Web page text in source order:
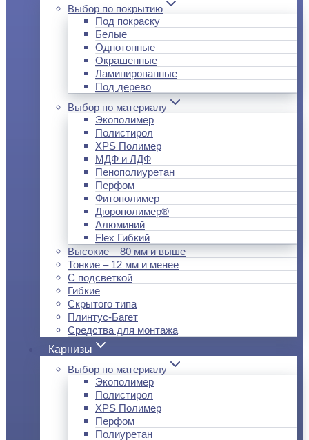
Выбор по покрытию
Под покраску
Белые
Однотонные
Окрашенные
Ламинированные
Под дерево
Выбор по материалу
Экополимер
Полистирол
XPS Полимер
МДФ и ЛДФ
Пенополиуретан
Перфом
Фитополимер
Дюрополимер®
Алюминий
Flex Гибкий
Высокие – 80 мм и выше
Тонкие – 12 мм и менее
С подсветкой
Гибкие
Скрытого типа
Плинтус-Багет
Средства для монтажа
Карнизы
Выбор по материалу
Экополимер
Полистирол
XPS Полимер
Перфом
Полиуретан